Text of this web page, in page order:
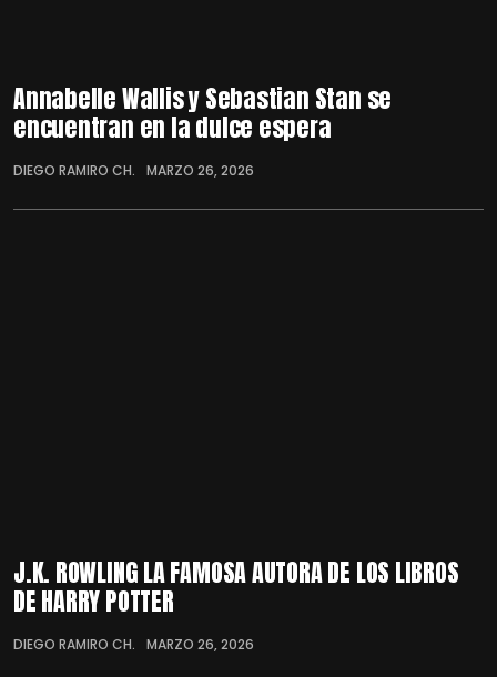
Annabelle Wallis y Sebastian Stan se
encuentran en la dulce espera
DIEGO RAMIRO CH. MARZO 26, 2026
J.K. ROWLING LA FAMOSA AUTORA DE LOS LIBROS
DE HARRY POTTER
DIEGO RAMIRO CH. MARZO 26, 2026